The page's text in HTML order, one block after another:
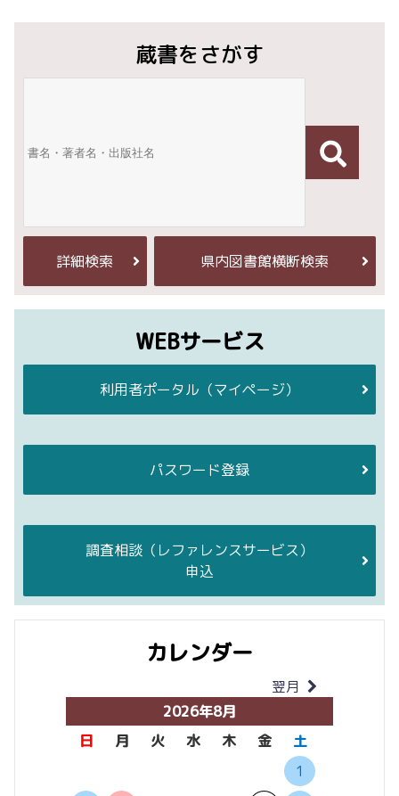
蔵書をさがす
詳細検索 県内図書館横断検索
WEBサービス
利用者ポータル （マイページ）
パスワード登録
調査相談 （レファレンスサービス）
申込
カレンダー
翌月
2026年8月
日
月 火 水 木 金
土
1